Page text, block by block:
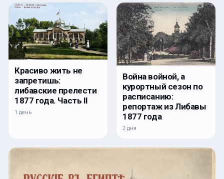
Красиво жить не
запретишь:
либавские прелести
1877 года. Часть II
1 день
Война войной, а
курортный сезон по
расписанию:
репортаж из Либавы
1877 года
2 дня